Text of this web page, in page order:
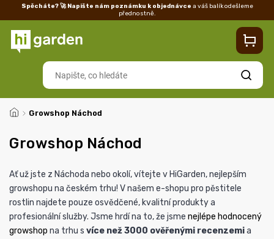
Spěcháte? 🚀 Napište nám poznámku k objednávce a váš balík odešleme
přednostně.
Vrácení/reklamace
Hledat
/ Growshop Náchod
Growshop Náchod
Ať už jste z Náchoda nebo okolí, vítejte v HiGarden, nejlepším
growshopu na českém trhu! V našem e-shopu pro pěstitele
rostlin najdete pouze osvědčené, kvalitní produkty a
profesionální služby. Jsme hrdí na to, že jsme nejlépe hodnocený
growshop na trhu s více než 3000 ověřenými recenzemia